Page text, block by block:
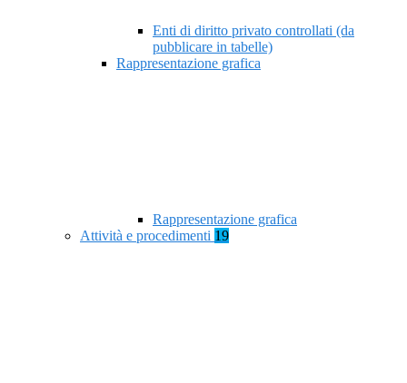
Enti di diritto privato controllati (da
pubblicare in tabelle)
Rappresentazione grafica
Rappresentazione grafica
Attività e procedimenti 19